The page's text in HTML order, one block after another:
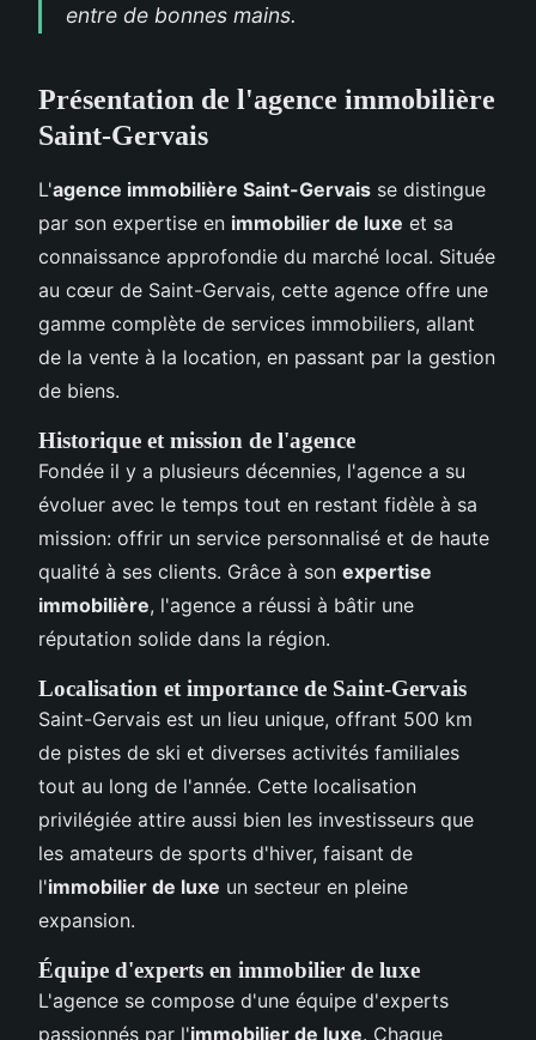
entre de bonnes mains.
Présentation de l'agence immobilière
Saint-Gervais
L'agence immobilière Saint-Gervais se distingue
par son expertise en immobilier de luxe et sa
connaissance approfondie du marché local. Située
au cœur de Saint-Gervais, cette agence offre une
gamme complète de services immobiliers, allant
de la vente à la location, en passant par la gestion
de biens.
Historique et mission de l'agence
Fondée il y a plusieurs décennies, l'agence a su
évoluer avec le temps tout en restant fidèle à sa
mission: offrir un service personnalisé et de haute
qualité à ses clients. Grâce à son expertise
immobilière, l'agence a réussi à bâtir une
réputation solide dans la région.
Localisation et importance de Saint-Gervais
Saint-Gervais est un lieu unique, offrant 500 km
de pistes de ski et diverses activités familiales
tout au long de l'année. Cette localisation
privilégiée attire aussi bien les investisseurs que
les amateurs de sports d'hiver, faisant de
l'immobilier de luxe un secteur en pleine
expansion.
Équipe d'experts en immobilier de luxe
L'agence se compose d'une équipe d'experts
passionnés par l'immobilier de luxe. Chaque